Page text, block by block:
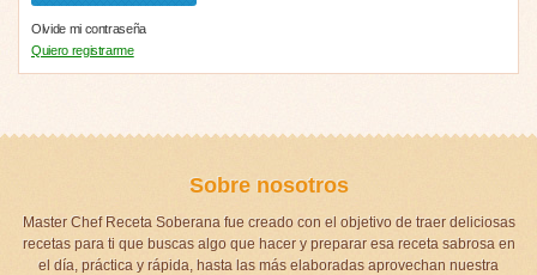
Olvide mi contraseña
Quiero registrarme
Sobre nosotros
Master Chef Receta Soberana fue creado con el objetivo de traer deliciosas
recetas para ti que buscas algo que hacer y preparar esa receta sabrosa en
el día, práctica y rápida, hasta las más elaboradas aprovechan nuestra